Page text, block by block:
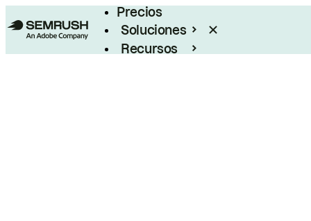
Precios
Soluciones
Recursos